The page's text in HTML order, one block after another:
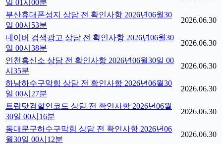
일 01시00분
부산휴대폰성지 상담 전 확인사항 2026년06월30
일 00시53분
2026.06.30
네이버 검색광고 상담 전 확인사항 2026년06월30
일 00시38분
2026.06.30
인천흥신소 상담 전 확인사항 2026년06월30일 00
시35분
2026.06.30
하남하수구막힘 상담 전 확인사항 2026년06월30
일 00시27분
2026.06.30
트립닷컴할인코드 상담 전 확인사항 2026년06월
30일 00시16분
2026.06.30
동대문구하수구막힘 상담 전 확인사항 2026년06
월30일 00시12분
2026.06.30